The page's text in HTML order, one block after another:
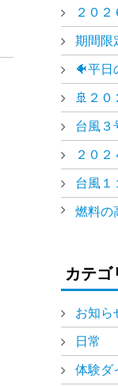
２０
期間
🐠平日
🚢２０
台風３
２０
台風１
燃料の
カテゴ
お知ら
日常
体験ダ